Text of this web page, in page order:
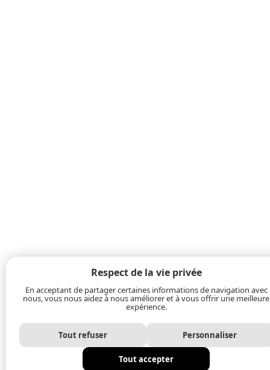
Respect de la vie privée
En acceptant de partager certaines informations de navigation avec
nous, vous nous aidez à nous améliorer et à vous offrir une meilleure
expérience.
Tout refuser Personnaliser
Tout accepter